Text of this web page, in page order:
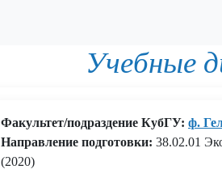
Учебные
Факультет/подраздение КубГУ: ф.
Направление подготовки: 38.02.01
(2020)